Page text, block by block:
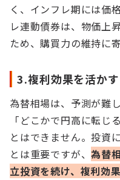
く、インフレ期には価
レ連動債券は、物価上
ため、購買力の維持に
3.複利効果を活か
為替相場は、予測が難
「どこかで円高に転じ
とはできません。投資
とは重要ですが、為替
立投資を続け、複利効